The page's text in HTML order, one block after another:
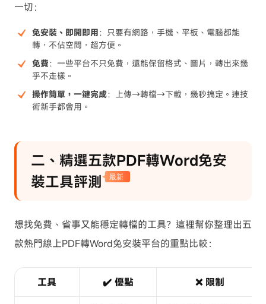
一切：
免安裝、即開即用：只要有網路，手機、平板、電腦都能
轉，不佔空間，超方便。
免費：一些平台不只免費，還能保留格式、圖片，轉出來幾
乎不走樣。
操作簡單，一鍵完成：上傳→轉檔→下載，幾秒搞定。連技
術新手都會用。
二、精選五款PDF轉Word免安
裝工具評測
最新
想找免費、省事又能穩定轉檔的工具？這裡幫你整理出五
款熱門線上PDF轉Word免安裝平台的重點比較：
工具 ✔️ 優點 ❌ 限制